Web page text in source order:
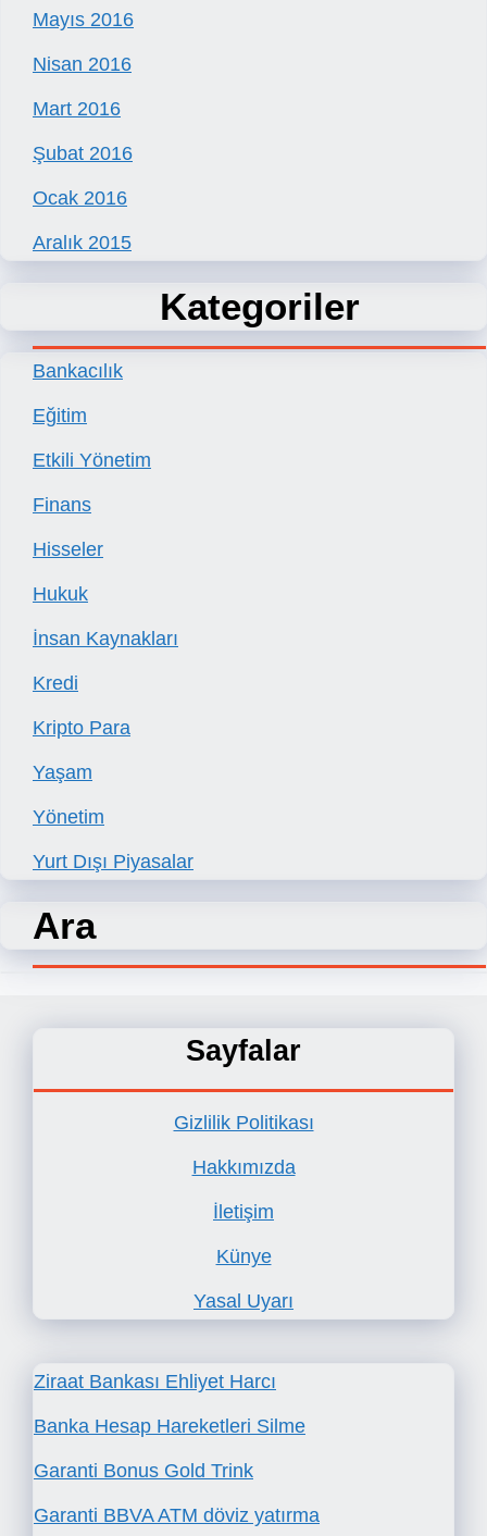
Mayıs 2016
Nisan 2016
Mart 2016
Şubat 2016
Ocak 2016
Aralık 2015
Kategoriler
Bankacılık
Eğitim
Etkili Yönetim
Finans
Hisseler
Hukuk
İnsan Kaynakları
Kredi
Kripto Para
Yaşam
Yönetim
Yurt Dışı Piyasalar
Ara
Sayfalar
Gizlilik Politikası
Hakkımızda
İletişim
Künye
Yasal Uyarı
Ziraat Bankası Ehliyet Harcı
Banka Hesap Hareketleri Silme
Garanti Bonus Gold Trink
Garanti BBVA ATM döviz yatırma